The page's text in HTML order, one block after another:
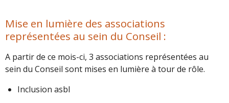
Mise en lumière des associations
représentées au sein du Conseil :
A partir de ce mois-ci, 3 associations représentées au
sein du Conseil sont mises en lumière à tour de rôle.
Inclusion asbl